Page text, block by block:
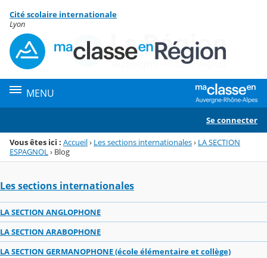
Menu de la rubrique
Contenu
Cité scolaire internationale
Lyon
MENU
Se connecter
Vous êtes ici : Accueil› Les sections internationales› LA SECTION
ESPAGNOL › Blog
Les sections internationales
LA SECTION ANGLOPHONE
LA SECTION ARABOPHONE
LA SECTION GERMANOPHONE (école élémentaire et collège)